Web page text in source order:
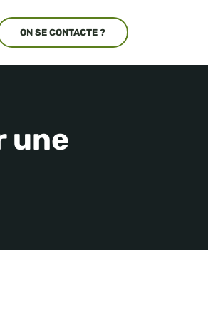
ON SE CONTACTE ?
une